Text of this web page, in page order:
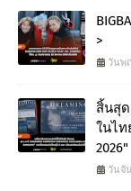
>
วันพ
สิ้นสุ
ในไท
2026"
วันจั